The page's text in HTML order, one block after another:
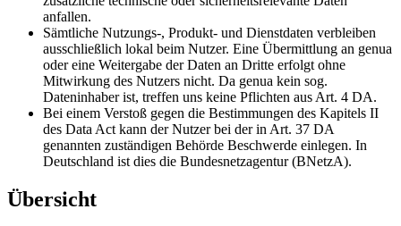
anfallen.
Sämtliche Nutzungs-, Produkt- und Dienstdaten verbleiben
ausschließlich lokal beim Nutzer. Eine Übermittlung an genua
oder eine Weitergabe der Daten an Dritte erfolgt ohne
Mitwirkung des Nutzers nicht. Da genua kein sog.
Dateninhaber ist, treffen uns keine Pflichten aus Art. 4 DA.
Bei einem Verstoß gegen die Bestimmungen des Kapitels II
des Data Act kann der Nutzer bei der in Art. 37 DA
genannten zuständigen Behörde Beschwerde einlegen. In
Deutschland ist dies die Bundesnetzagentur (BNetzA).
Übersicht